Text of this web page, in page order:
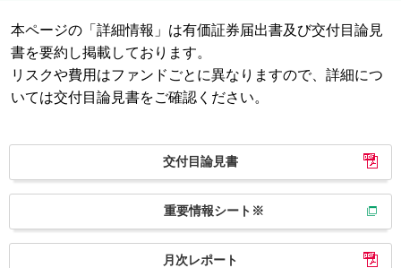
本ページの「詳細情報」は有価証券届出書及び交付目論見
書を要約し掲載しております。
リスクや費用はファンドごとに異なりますので、詳細につ
いては交付目論見書をご確認ください。
交付目論見書
重要情報シート※
月次レポート